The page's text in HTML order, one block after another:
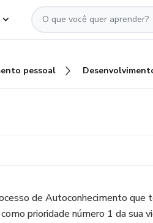
pessoal
de Autoconhecimento que
prioridade número 1 da sua